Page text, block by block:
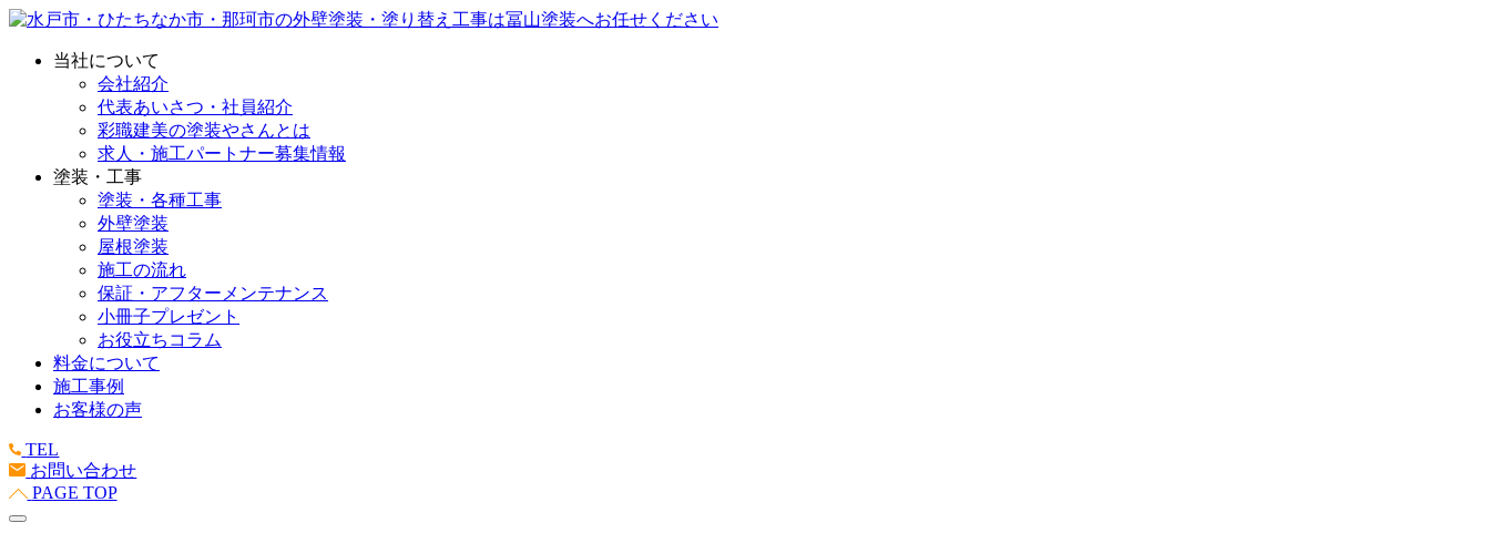
当社について
会社紹介
代表あいさつ・社員紹介
彩職建美の塗装やさんとは
求人・施工パートナー募集情報
塗装・工事
塗装・各種工事
外壁塗装
屋根塗装
施工の流れ
保証・アフターメンテナンス
小冊子プレゼント
お役立ちコラム
料金について
施工事例
お客様の声
TEL
お問い合わせ
PAGE TOP